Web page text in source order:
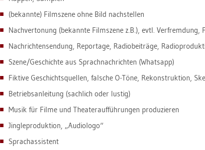
(be­kann­te) Film­sze­ne ohne Bild nach­stel­len
Nach­ver­to­nung (be­kann­te Film­sze­ne z.B.), evtl. Ver­frem­dung,
Nach­rich­ten­sen­dung, Re­por­ta­ge, Ra­dio­bei­trä­ge,
Szene/Ge­schich­te aus Sprach­nach­rich­ten (Whats­app)
Fik­ti­ve Ge­schichts­quel­len, fal­sche O-Töne, Re­kon­struk­ti­on,
Be­triebs­an­lei­tung (sach­lich oder lus­tig)
Musik für Filme und Thea­ter­auf­füh­run­gen pro­du­zie­ren
Jing­le­pro­duk­ti­on, „Au­dio­lo­go“
Sprachas­sis­tent